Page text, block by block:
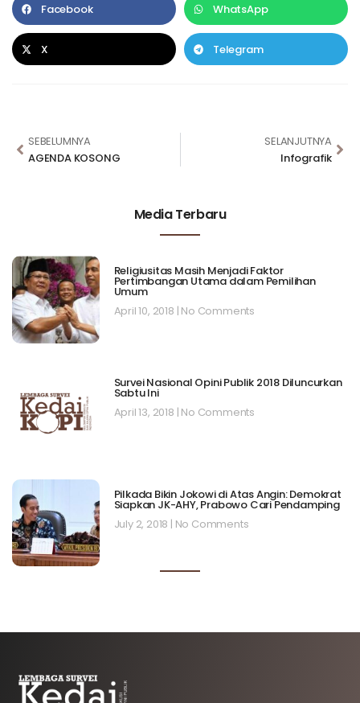
Facebook WhatsApp
X Telegram
SEBELUMNYA
AGENDA KOSONG
SELANJUTNYA
Infografik
Media Terbaru
Religiusitas Masih Menjadi Faktor
Pertimbangan Utama dalam Pemilihan
Umum
April 10, 2018 No Comments
Survei Nasional Opini Publik 2018 Diluncurkan
Sabtu Ini
April 13, 2018 No Comments
Pilkada Bikin Jokowi di Atas Angin: Demokrat
Siapkan JK-AHY, Prabowo Cari Pendamping
July 2, 2018 No Comments